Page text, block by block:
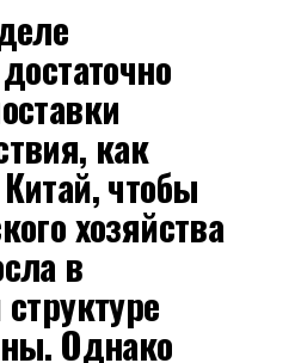
как
чтобы
хозяйства
в
Однако